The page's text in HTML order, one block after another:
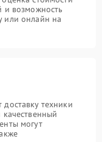
и возможность
или онлайн на
техники
могут